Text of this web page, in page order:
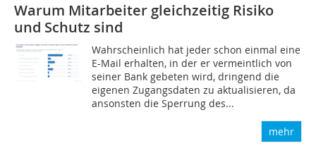
Warum Mitarbeiter gleichzeitig Risiko
und Schutz sind
Wahrscheinlich hat jeder schon einmal eine
E-Mail erhalten, in der er vermeintlich von
seiner Bank gebeten wird, dringend die
eigenen Zugangsdaten zu aktualisieren, da
ansonsten die Sperrung des...
mehr